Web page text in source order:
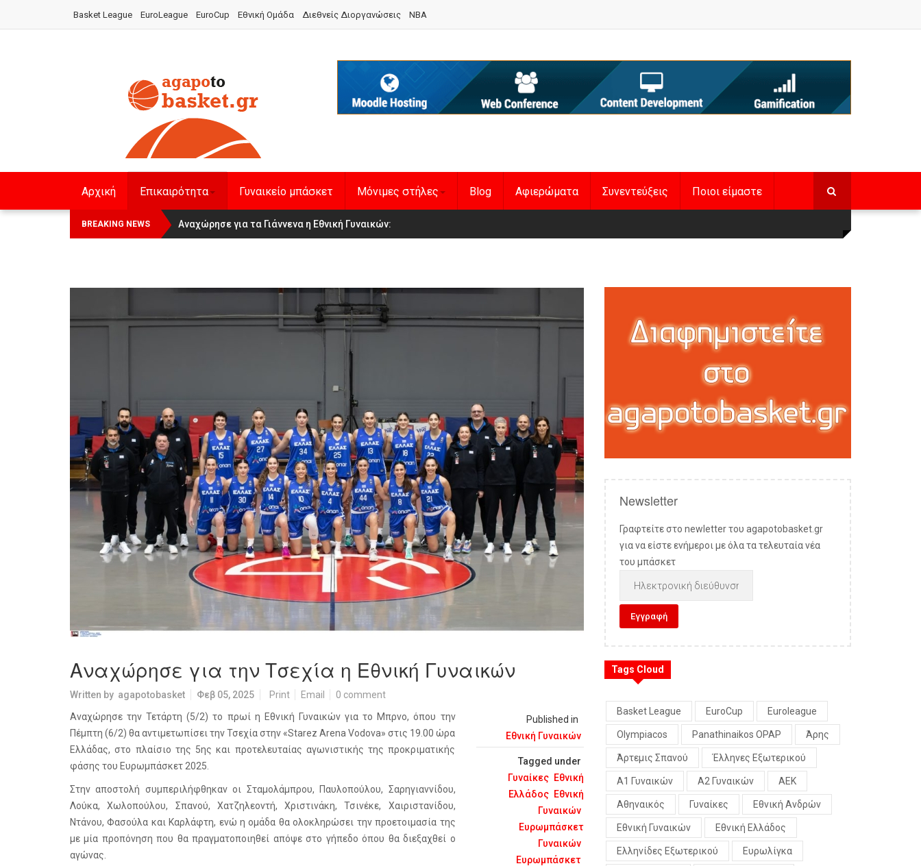
Basket League EuroLeague EuroCup Εθνική Ομάδα Διεθνείς Διοργανώσεις NBA
Αρχική Επικαιρότητα Γυναικείο μπάσκετ Μόνιμες στήλες Blog Αφιερώματα Συνεντεύξεις Ποιοι είμαστε
BREAKING NEWS Οι Πάνθηρες Καβάλας στην Women Basketball League 1
Αναχώρησε για τα Γιάννενα η Εθνική Γυναικών:
Αναχώρησε για την Τσεχία η Εθνική Γυναικών
Written by agapotobasket Φεβ 05, 2025 Print Email 0 comment
Published in
Εθνική Γυναικών
Tagged under
Γυναίκες Εθνική
Ελλάδος Εθνική
Γυναικών
Ευρωμπάσκετ
Γυναικών
Ευρωμπάσκετ
Αναχώρησε την Τετάρτη (5/2) το πρωί η Εθνική Γυναικών για το Μπρνο, όπου την
Πέμπτη (6/2) θα αντιμετωπίσει την Τσεχία στην «Starez Arena Vodova» στις 19.00 ώρα
Ελλάδας, στο πλαίσιο της 5ης και προτελευταίας αγωνιστικής της προκριματικής
φάσης του Ευρωμπάσκετ 2025.
Στην αποστολή συμπεριλήφθηκαν οι Σταμολάμπρου, Παυλοπούλου, Σαρηγιαννίδου,
Λούκα, Χωλοπούλου, Σπανού, Χατζηλεοντή, Χριστινάκη, Τσινέκε, Χαιριστανίδου,
Ντάνου, Φασούλα και Καρλάφτη, ενώ η ομάδα θα ολοκληρώσει την προετοιμασία της
με μία προπόνηση που θα πραγματοποιηθεί απόψε στο γήπεδο όπου θα διεξαχθεί ο
αγώνας.
Newsletter
Γραφτείτε στο newletter του agapotobasket.gr
για να είστε ενήμεροι με όλα τα τελευταία νέα
του μπάσκετ
Tags Cloud
Basket League EuroCup Euroleague
Olympiacos Panathinaikos OPAP Άρης
Άρτεμις Σπανού Έλληνες Εξωτερικού
Α1 Γυναικών Α2 Γυναικών ΑΕΚ
Αθηναικός Γυναίκες Εθνική Ανδρών
Εθνική Γυναικών Εθνική Ελλάδος
Ελληνίδες Εξωτερικού Ευρωλίγκα